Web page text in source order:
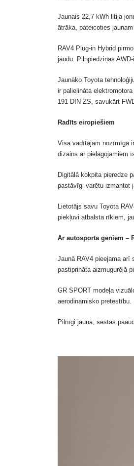
Jaunais 22,7 kWh litija
ātrāka, pateicoties
RAV4 Plug-in Hybrid
jaudu. Pilnpiedziņas
Jaunāko Toyota
ir palielināta
191 DIN ZS, savukārt
Radīts eiropiešiem
Visa vadītājam nozīmīgā
dizains ar pielāgojamiem
Digitālā kokpita pieredze
pastāvīgi varētu izmantot
Lietotājs savu Toyota
piekļuvi atbalsta rīkiem,
Ar autosporta gēniem –
Jaunā RAV4 pieejama arī
pastiprināta aizmugurējā
GR SPORT modeļa
aerodinamisko pretestību.
Pilnīgi jaunā, sestās